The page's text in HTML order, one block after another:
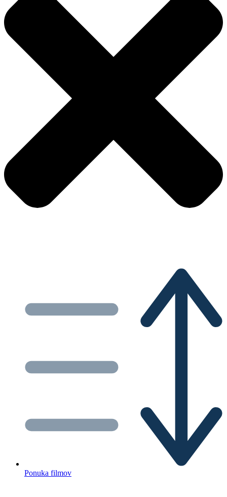
Ponuka filmov